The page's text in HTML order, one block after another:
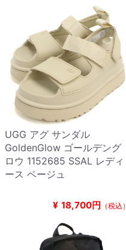
UGG アグ サンダル
GoldenGlow ゴールデング
ロウ 1152685 SSAL レディ
ース ベージュ
¥ 18,700円 （税込）